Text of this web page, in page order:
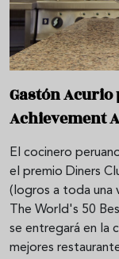
Gastón
Achievement
El cocinero
el premio Diners
(logros a toda una
The World's 50
se entregará en la
mejores